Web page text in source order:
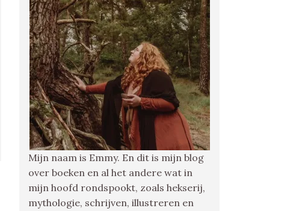
Mijn naam is Emmy. En dit is mijn blog
over boeken en al het andere wat in
mijn hoofd rondspookt, zoals hekserij,
mythologie, schrijven, illustreren en